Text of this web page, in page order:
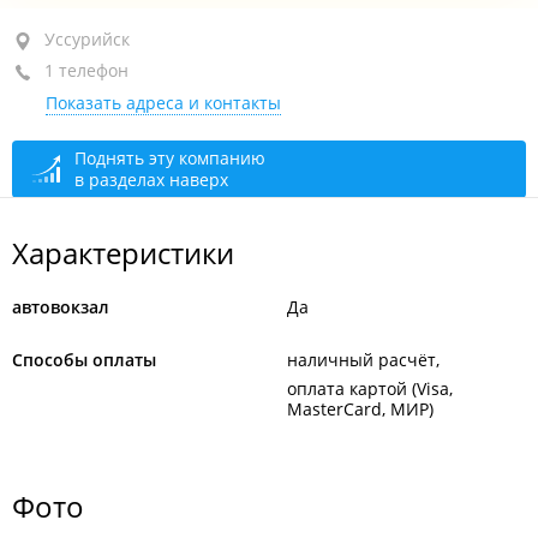
Уссурийск, ул. Чичерина, 121
+7 984 188-40-06
открыто: 05:30–22:00
Уссурийск
1 телефон
Показать адреса и контакты
Поднять эту компанию
в разделах наверх
Характеристики
автовокзал Да
Способы оплаты
наличный расчёт
оплата картой (Visa,
MasterCard, МИР)
Фото